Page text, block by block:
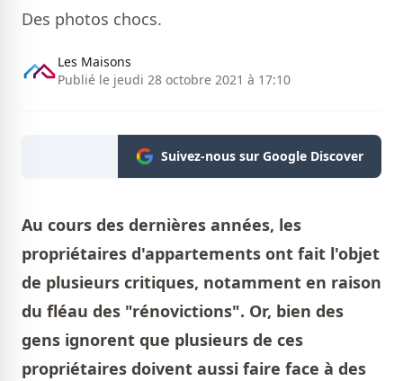
Des photos chocs.
Les Maisons
Publié le jeudi 28 octobre 2021 à 17:10
Suivez-nous sur Google Discover
Au cours des dernières années, les
propriétaires d'appartements ont fait l'objet
de plusieurs critiques, notamment en raison
du fléau des "rénovictions". Or, bien des
gens ignorent que plusieurs de ces
propriétaires doivent aussi faire face à des